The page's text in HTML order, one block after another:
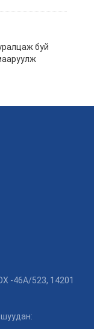
буй
-46A/523, 14201